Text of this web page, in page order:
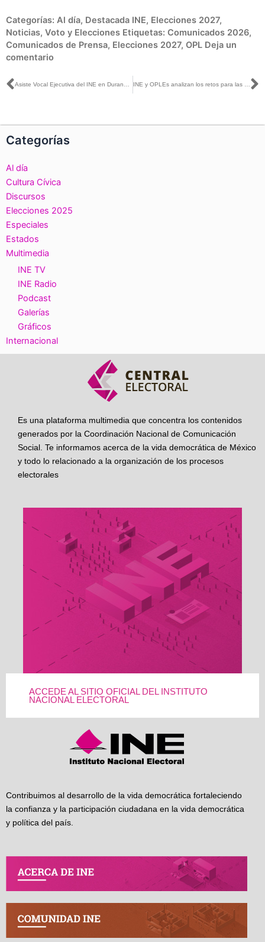
Categorías: Al día, Destacada INE, Elecciones 2027,
Noticias, Voto y Elecciones Etiquetas: Comunicados 2026,
Comunicados de Prensa, Elecciones 2027, OPL Deja un
comentario
Ant
Categorías
Al día
Cultura Cívica
Discursos
Elecciones 2025
Especiales
Estados
Multimedia
INE TV
INE Radio
Podcast
Galerías
Gráficos
Internacional
Es una plataforma multimedia que concentra los contenidos
generados por la Coordinación Nacional de Comunicación
Social. Te informamos acerca de la vida democrática de México
y todo lo relacionado a la organización de los procesos
electorales
ACCEDE AL SITIO OFICIAL DEL INSTITUTO
NACIONAL ELECTORAL
Contribuimos al desarrollo de la vida democrática fortaleciendo
la confianza y la participación ciudadana en la vida democrática
y política del país.